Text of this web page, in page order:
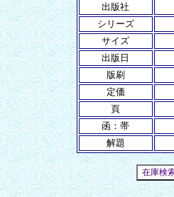
出版社
シリーズ
サイズ
出版日
版刷
定価
頁
函：帯
解題